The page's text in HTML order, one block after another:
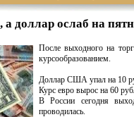
а доллар ослаб на
После выходного на
курсообразованием.
Доллар США упал на 10
Курс евро вырос на 60
В России сегодня
проводилась.